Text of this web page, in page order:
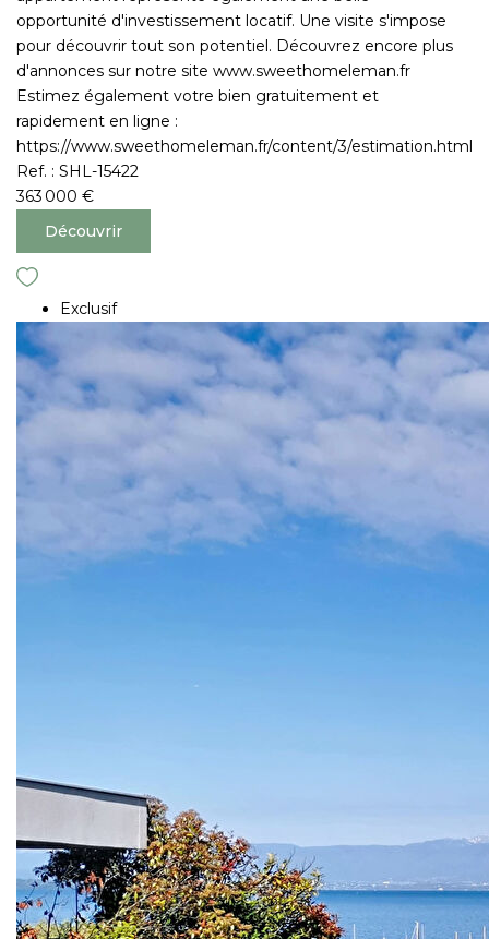
opportunité d'investissement locatif. Une visite s'impose
pour découvrir tout son potentiel. Découvrez encore plus
d'annonces sur notre site www.sweethomeleman.fr
Estimez également votre bien gratuitement et
rapidement en ligne :
https://www.sweethomeleman.fr/content/3/estimation.html
Ref. : SHL-15422
363 000 €
Découvrir
Exclusif